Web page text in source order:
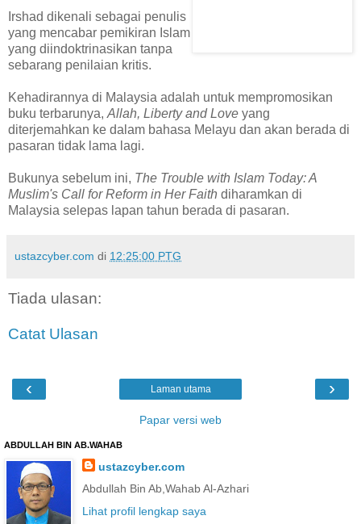
Irshad dikenali sebagai penulis
yang mencabar pemikiran Islam
yang diindoktrinasikan tanpa
sebarang penilaian kritis.
Kehadirannya di Malaysia adalah untuk mempromosikan
buku terbarunya, Allah, Liberty and Love yang
diterjemahkan ke dalam bahasa Melayu dan akan berada di
pasaran tidak lama lagi.
Bukunya sebelum ini, The Trouble with Islam Today: A
Muslim's Call for Reform in Her Faith diharamkan di
Malaysia selepas lapan tahun berada di pasaran.
ustazcyber.com di 12:25:00 PTG
Tiada ulasan:
Catat Ulasan
‹ ›
Laman utama
Papar versi web
ABDULLAH BIN AB.WAHAB
ustazcyber.com
Abdullah Bin Ab,Wahab Al-Azhari
Lihat profil lengkap saya